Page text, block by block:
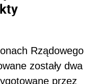
Rządowego
zostały dwa
przez